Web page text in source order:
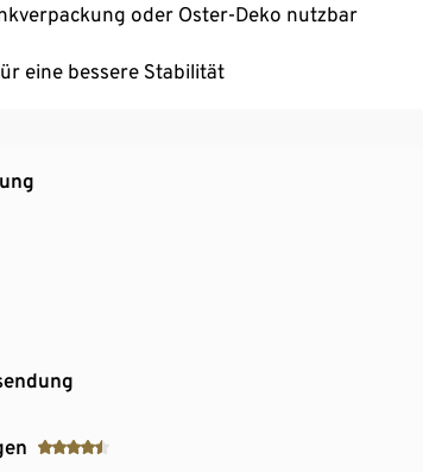
oder Oster-Deko nutzbar
eine bessere Stabilität